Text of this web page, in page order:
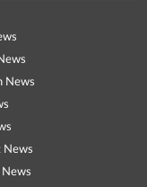
News
News